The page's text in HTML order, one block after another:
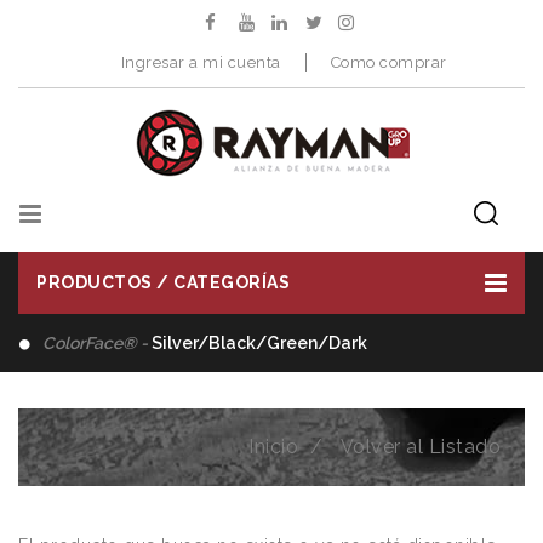
Ingresar a mi cuenta Como comprar
PRODUCTOS / CATEGORÍAS
ColorFace® -Silver/Black/Green/Dark
Inicio Volver al Listado